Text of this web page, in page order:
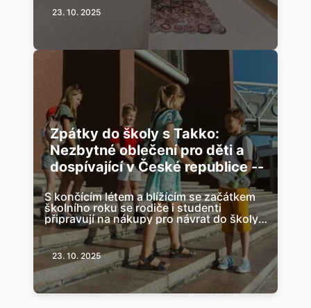
23. 10. 2025
Zpátky do školy s Takko:
Nezbytné oblečení pro děti a
dospívající v České republice --
S končícím létem a blížícím se začátkem
školního roku se rodiče i studenti
připravují na nákupy pro návrat do školy.
je skvělou volbou pro hledání nezbytn...
23. 10. 2025